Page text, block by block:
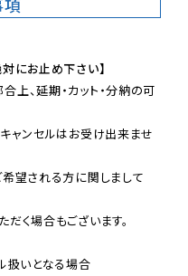
項
にお止め下さい】
、延期・カット・分納の可
ャンセルはお受け出来ませ
望される方に関しまして
く場合もございます。
扱いとなる場合